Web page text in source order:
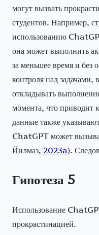
могут вызвать
студентов. Например,
использованию
она может выполнить
за меньшее время и без
контроля над задачами,
откладывать
момента, что приводит
данные также
ChatGPT может
Йилмаз, 2023a).
Гипотеза 5
Использование
прокрастинацией.